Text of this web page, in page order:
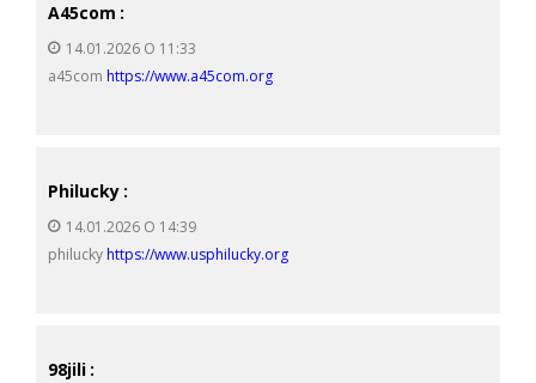
A45com :
14.01.2026 О 11:33
a45com https://www.a45com.org
Philucky :
14.01.2026 О 14:39
philucky https://www.usphilucky.org
98jili :